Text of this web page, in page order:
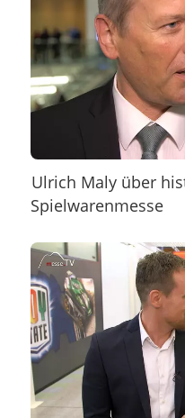
Ulrich Maly über
Spielwarenmesse